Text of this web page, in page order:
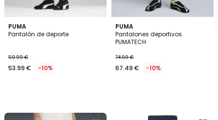
PUMA
Pantalón de deporte
59.99 €
53.99 € -10%
PUMA
Pantalones deportivos
PUMATECH
74.99 €
67.49 € -10%